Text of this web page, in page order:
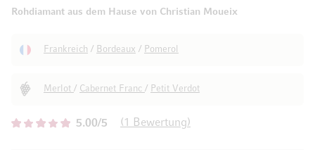
5.00/5 1 Bewertung
Rohdiamant aus dem Hause von Christian Moueix
Frankreich / Bordeaux / Pomerol
Merlot / Cabernet Franc / Petit Verdot